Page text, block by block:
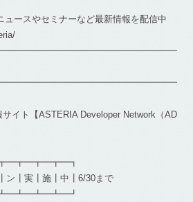
ースやセミナーなど最新情報を配信中
イト【ASTERIA Developer Network（AD
┃実┃施┃中┃6/30まで